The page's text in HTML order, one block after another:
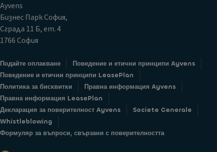
Ayvens
Бизнес Парк София,
Сграда 11 Б, ет. 4
1766 София
Подайте оплакване
Поведение и етични принципи Ayvens
Поведение и етични принципи LeasePlan
Политика за бисквитки
Правна информация Ayvens
Правна информация LeasePlan
Декларация за поверителност Ayvens
Societe Generale
Whistleblowing
Формуляр за въпроси, свързани с поверителността